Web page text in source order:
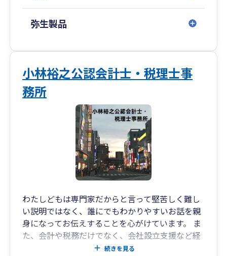
弥生製品
小林裕之公認会計士・税理士事
務所
わたしどもは専門家だからと言って堅苦しく難し
い説明ではなく、誰にでもわかりやすいお話を親
身になってお伝えすることを心がけています。 ま
た、会計や税務だけでなく、会社設立支援など経
営面のアドバイスも行っています。わからないこ
続きを見る